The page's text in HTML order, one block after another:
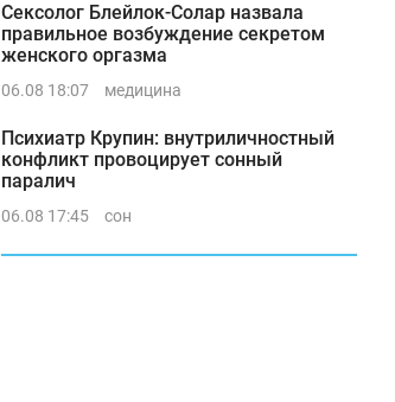
Сексолог Блейлок-Солар назвала
правильное возбуждение секретом
женского оргазма
06.08 18:07 медицина
Психиатр Крупин: внутриличностный
конфликт провоцирует сонный
паралич
06.08 17:45 сон